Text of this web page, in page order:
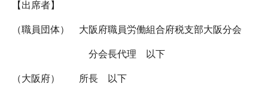
【出席者】
（職員団体） 大阪府職員労働組合府税支部大阪分会
分会長代理 以下
（大阪府） 所長 以下